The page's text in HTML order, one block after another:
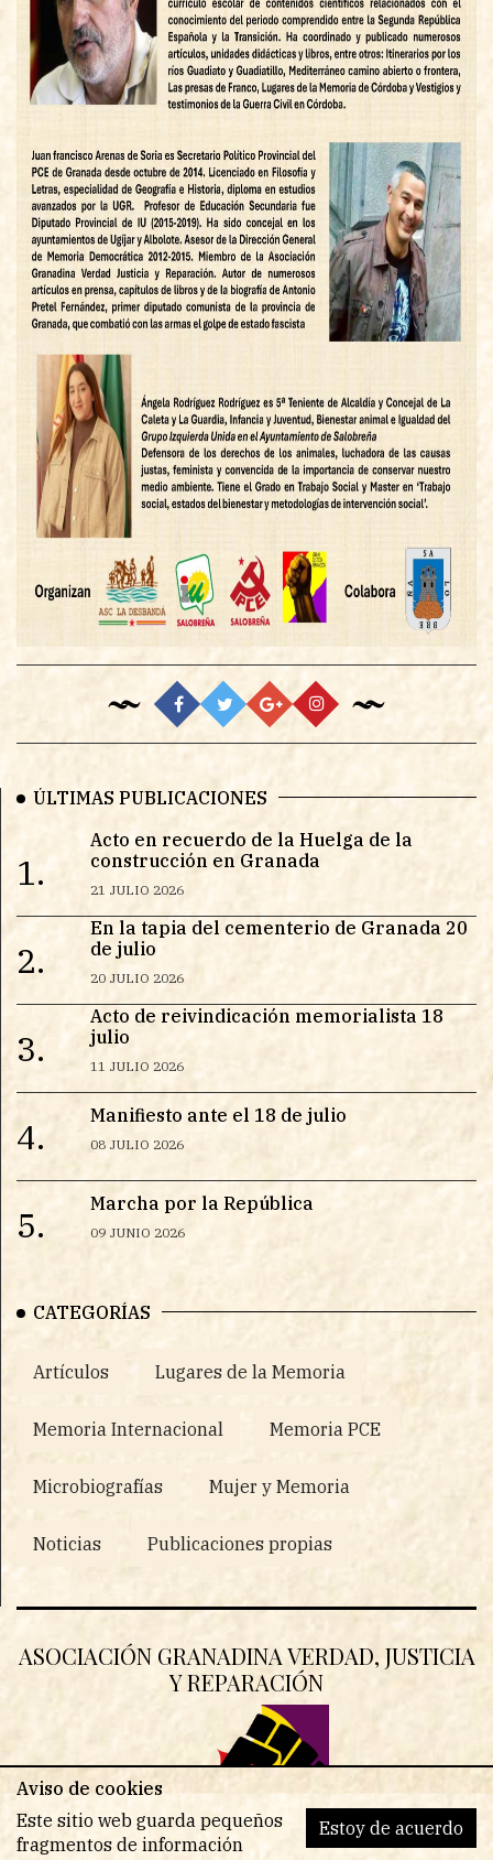
ÚLTIMAS PUBLICACIONES
1.
Acto en recuerdo de la Huelga de la
construcción en Granada
21 JULIO 2026
2.
En la tapia del cementerio de Granada 20
de julio
20 JULIO 2026
3.
Acto de reivindicación memorialista 18
julio
11 JULIO 2026
4.
Manifiesto ante el 18 de julio
08 JULIO 2026
5.
Marcha por la República
09 JUNIO 2026
CATEGORÍAS
Artículos Lugares de la Memoria
Memoria Internacional Memoria PCE
Microbiografías Mujer y Memoria
Noticias Publicaciones propias
ASOCIACIÓN GRANADINA VERDAD, JUSTICIA
Y REPARACIÓN
Aviso de cookies
Estoy de acuerdo
Este sitio web guarda pequeños
fragmentos de información